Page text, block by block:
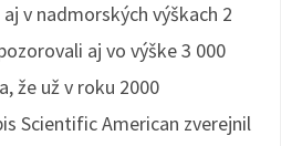
v nadmorských výškach 2
aj vo výške 3 000
že už v roku 2000
Scientific American zverejnil